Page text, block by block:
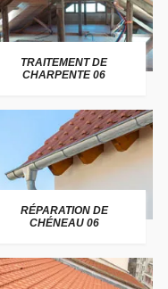
TRAITEMENT DE
CHARPENTE 06
RÉPARATION DE
CHÉNEAU 06